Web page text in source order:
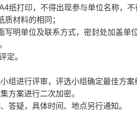
纸打印，不得出现参与单位名称，
材料的相同；
明单位及联系方式，密封处加盖单位
定。
组进行评审，评选小组确定最佳方案
方案进行二次加密。
答疑，具体时间、地点另行通知。